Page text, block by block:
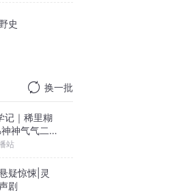
史
换一批
记｜稀里糊
神气气二年
站
疑惊悚|灵
剧